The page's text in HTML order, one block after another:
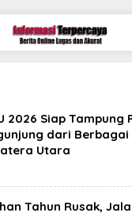
2026 Siap Tampung
dari
Utara
Tahun Rusak,